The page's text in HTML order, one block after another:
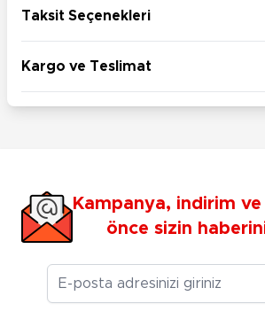
Taksit Seçenekleri
Kargo ve Teslimat
Kampanya, indirim ve
önce sizin
E-posta